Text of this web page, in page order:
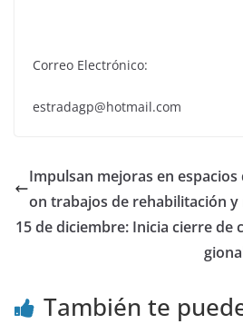
Correo Electrónico:
estradagp@hotmail.com
Impulsan mejoras en
on trabajos de rehabilitación
15 de diciembre: Inicia cierre de
También te